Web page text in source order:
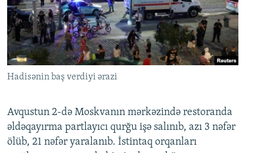
Hadisənin baş verdiyi ərazi
Avqustun 2-də Moskvanın mərkəzində restoranda
əldəqayırma partlayıcı qurğu işə salınıb, azı 3 nəfər
ölüb, 21 nəfər yaralanıb. İstintaq orqanları